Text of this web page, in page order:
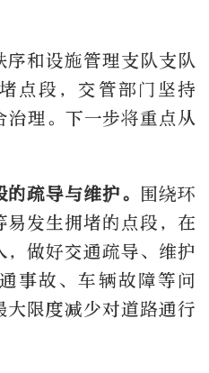
和设施管理支队支队
点段，交管部门坚持
理。下一步将重点从
疏导与维护。 围绕环
易发生拥堵的点段，在
，做好交通疏导、维护
事故、车辆故障等问
大限度减少对道路通行